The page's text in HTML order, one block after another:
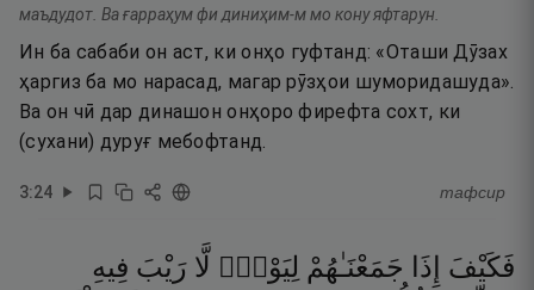
маъдудот. Ва ғарраҳум фи диниҳим-м мо кону яфтарун.
Ин ба сабаби он аст, ки онҳо гуфтанд: «Оташи Дӯзах
ҳаргиз ба мо нарасад, магар рӯзҳои шуморидашуда».
Ва он чӣ дар динашон онҳоро фирефта сохт, ки
(сухани) дуруғ мебофтанд.
3:24 тафсир
فَكَيْفَ إِذَا جَمَعْنَـٰهُمْ لِيَوْمٍۢ لَّا رَيْبَ فِيهِ